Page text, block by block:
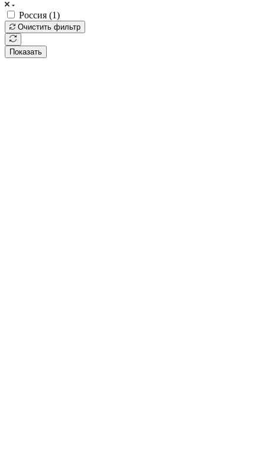
Россия (1)
Очистить фильтр
Показать